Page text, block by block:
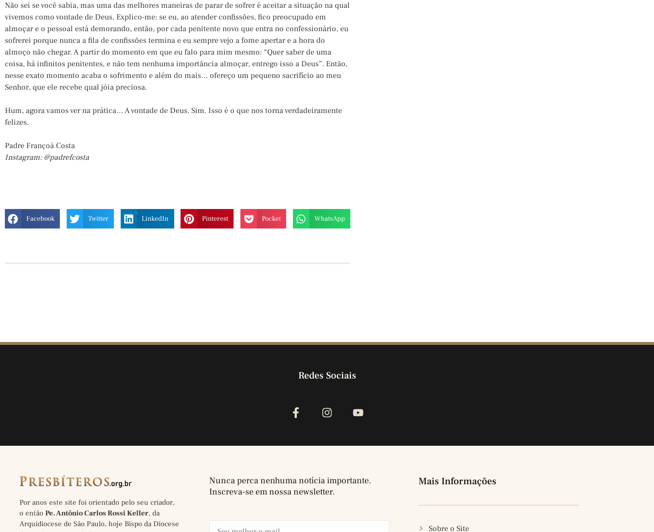
Não sei se você sabia, mas uma das melhores maneiras de parar de sofrer é aceitar a situação na qual
vivemos como vontade de Deus. Explico-me: se eu, ao atender confissões, fico preocupado em
almoçar e o pessoal está demorando, então, por cada penitente novo que entra no confessionário, eu
sofrerei porque nunca a fila de confissões termina e eu sempre vejo a fome apertar e a hora do
almoço não chegar. A partir do momento em que eu falo para mim mesmo: “Quer saber de uma
coisa, há infinitos penitentes, e não tem nenhuma importância almoçar, entrego isso a Deus”. Então,
nesse exato momento acaba o sofrimento e além do mais… ofereço um pequeno sacrifício ao meu
Senhor, que ele recebe qual jóia preciosa.
Hum, agora vamos ver na prática… A vontade de Deus. Sim. Isso é o que nos torna verdadeiramente
felizes.
Padre Françoá Costa
Instagram: @padrefcosta
Facebook Twitter LinkedIn Pinterest Pocket WhatsApp
Redes Sociais
Por anos este site foi orientado pelo seu criador,
o então Pe. Antônio Carlos Rossi Keller, da
Arquidiocese de São Paulo, hoje Bispo da Diocese
Nunca perca nenhuma notícia importante.
Inscreva-se em nossa newsletter.
Mais Informações
Sobre o Site